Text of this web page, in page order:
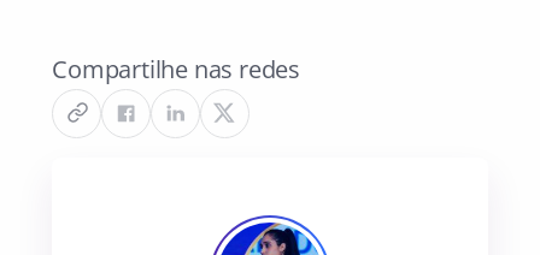
Compartilhe nas redes